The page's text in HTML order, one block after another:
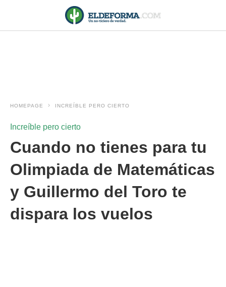
HOMEPAGE INCREÍBLE PERO CIERTO
Increíble pero cierto
Cuando no tienes para tu
Olimpiada de Matemáticas
y Guillermo del Toro te
dispara los vuelos